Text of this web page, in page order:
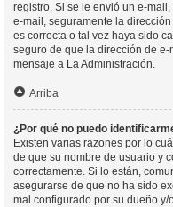
registro. Si se le envió un e-
e-mail, seguramente la
es correcta o tal vez haya sido
seguro de que la dirección de
mensaje a La Administración.
Arriba
¿Por qué no puedo
Existen varias razones por lo
de que su nombre de usuario y
correctamente. Si lo están,
asegurarse de que no ha sido
mal configurado por su dueño